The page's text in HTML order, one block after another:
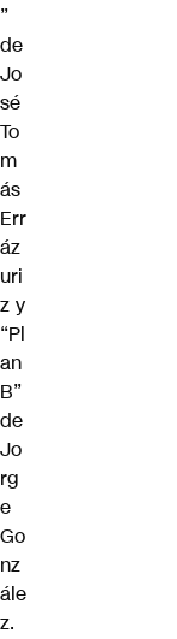
”
de
Jo
sé
To
m
ás
Err
áz
uri
z y
“Pl
an
B”
de
Jo
rg
e
Go
nz
ále
z.